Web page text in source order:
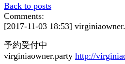
Back to posts
Comments:
[2017-11-03 18:53]
予約受付中
virginiaowner.party http://